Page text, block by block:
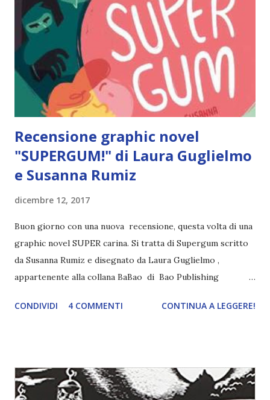
visto che nei prossimi mesi dovrò studiare tantissimo,
sarebbe meglio creare una tbr molto varia. Come sempre,
questa è una lista indicativa per aiutarmi a scegliere la
nuova lettura, non è detto che io debba seguirla per forza,
quindi i miei piani potrebbero cambiare (tra l'altro questo è
Recensione graphic novel
"SUPERGUM!" di Laura Guglielmo
e Susanna Rumiz
dicembre 12, 2017
Buon giorno con una nuova recensione, questa volta di una
graphic novel SUPER carina. Si tratta di Supergum scritto
da Susanna Rumiz e disegnato da Laura Guglielmo ,
appartenente alla collana BaBao di Bao Publishing
Susanna Rumiz. Pag. 72, età di lettura: 7+ compralo su
Benvenuti alla prima avventura di Supergum! Preparatevi a
restare appiccicati alla poltrona! Età di lettura: da 7 anni.
CONDIVIDI 4 COMMENTI CONTINUA A LEGGERE!